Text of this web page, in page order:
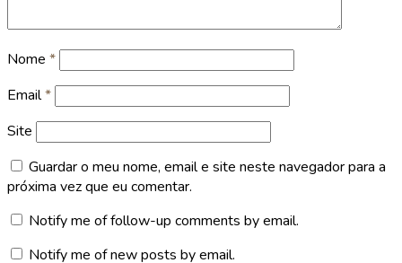
Nome *
Email*
Site
Guardar o meu nome, email e site neste navegador para a
próxima vez que eu comentar.
Notify me of follow-up comments by email.
Notify me of new posts by email.